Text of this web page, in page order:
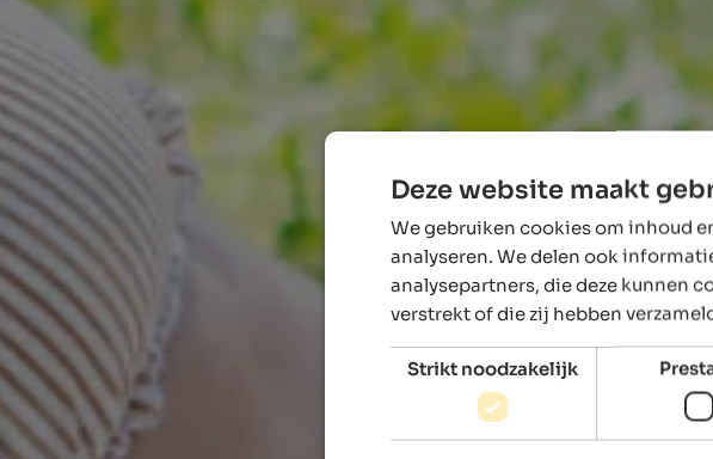
Deze website maakt
We gebruiken cookies om inhoud
analyseren. We delen ook
analysepartners, die deze kunnen
verstrekt of die zij hebben
Strikt noodzakelijk